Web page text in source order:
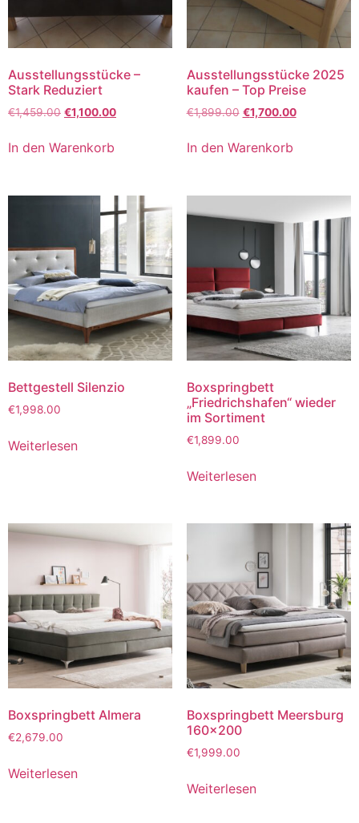
Ausstellungsstücke –
Stark Reduziert
€1,459.00 €1,100.00
In den Warenkorb
Ausstellungsstücke 2025
kaufen – Top Preise
€1,899.00 €1,700.00
In den Warenkorb
Bettgestell Silenzio
€1,998.00
Weiterlesen
Boxspringbett
„Friedrichshafen“ wieder
im Sortiment
€1,899.00
Weiterlesen
Boxspringbett Almera
€2,679.00
Weiterlesen
Boxspringbett Meersburg
160×200
€1,999.00
Weiterlesen